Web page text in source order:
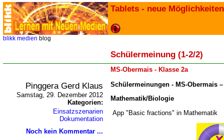
Tablets - neue Möglichkeiten
blikk medien blog
Schülermeinung (1-2/2)
MS-Obermais - Klasse 2a
Pinggera Gerd Klaus
Samstag, 29. Dezember 2012
Kategorien:
Einsatzszenarien
Dokumentation
Noch kein Kommentar ...
Schülermeinungen - MS-Obermais
Mathematik/Biologie
App "Basic fractions" in Mathematik